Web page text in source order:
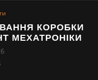
КОРОБКИ
МЕХАТРОНІКИ